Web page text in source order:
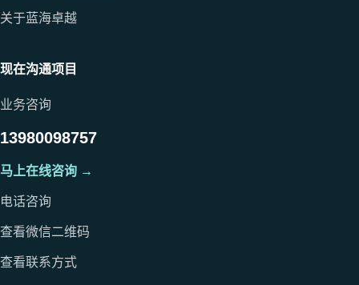
关于蓝海卓越
现在沟通项目
业务咨询
13980098757
马上在线咨询 →
电话咨询
查看微信二维码
查看联系方式